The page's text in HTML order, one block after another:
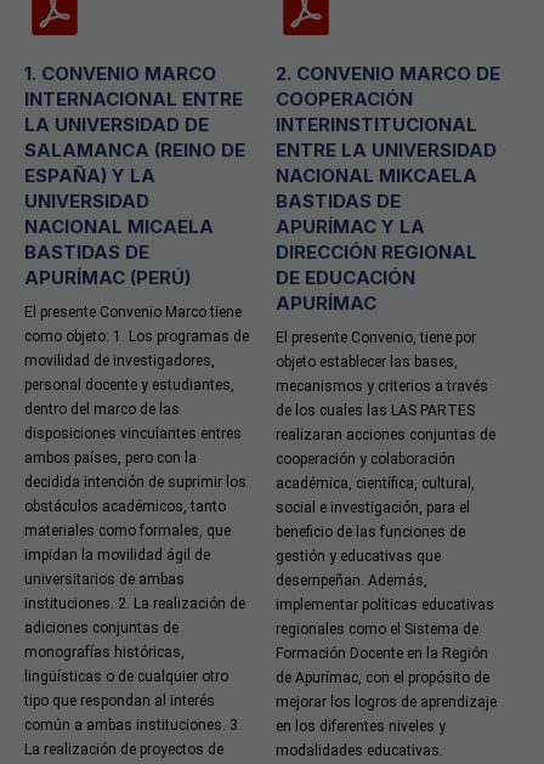
1. CONVENIO MARCO
INTERNACIONAL ENTRE
LA UNIVERSIDAD DE
SALAMANCA (REINO DE
ESPAÑA) Y LA
UNIVERSIDAD
NACIONAL MICAELA
BASTIDAS DE
APURÍMAC (PERÚ)
El presente Convenio Marco tiene
como objeto: 1. Los programas de
movilidad de investigadores,
personal docente y estudiantes,
dentro del marco de las
disposiciones vinculantes entres
ambos países, pero con la
decidida intención de suprimir los
obstáculos académicos, tanto
materiales como formales, que
impidan la movilidad ágil de
universitarios de ambas
instituciones. 2. La realización de
adiciones conjuntas de
monografías históricas,
lingüísticas o de cualquier otro
tipo que respondan al interés
común a ambas instituciones. 3.
La realización de proyectos de
2. CONVENIO MARCO DE
COOPERACIÓN
INTERINSTITUCIONAL
ENTRE LA UNIVERSIDAD
NACIONAL MIKCAELA
BASTIDAS DE
APURÍMAC Y LA
DIRECCIÓN REGIONAL
DE EDUCACIÓN
APURÍMAC
El presente Convenio, tiene por
objeto establecer las bases,
mecanismos y criterios a través
de los cuales las LAS PARTES
realizaran acciones conjuntas de
cooperación y colaboración
académica, científica, cultural,
social e investigación, para el
beneficio de las funciones de
gestión y educativas que
desempeñan. Además,
implementar políticas educativas
regionales como el Sistema de
Formación Docente en la Región
de Apurímac, con el propósito de
mejorar los logros de aprendizaje
en los diferentes niveles y
modalidades educativas.